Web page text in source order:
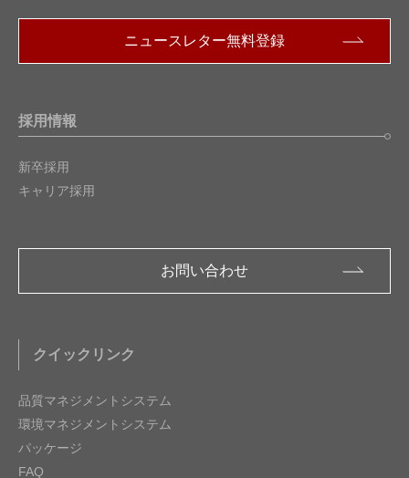
ニュースレター無料登録
採用情報
新卒採用
キャリア採用
お問い合わせ
クイックリンク
品質マネジメントシステム
環境マネジメントシステム
パッケージ
FAQ